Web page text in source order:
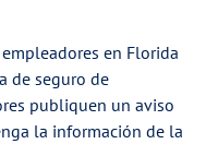
en Florida
de seguro de
publiquen un aviso
la información de la